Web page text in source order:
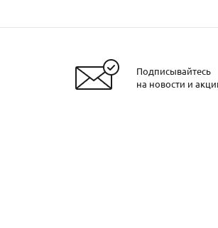
Подписывайтесь
на новости и
Заказать металл